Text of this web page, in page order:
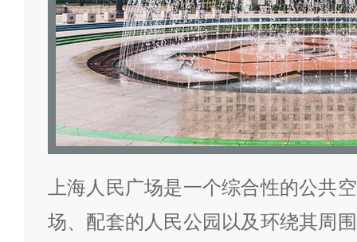
上海人民广场是一个综合性的公共
场、配套的人民公园以及环绕其周